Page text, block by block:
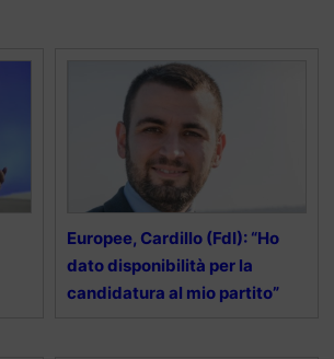
Europee, Cardillo (FdI): “Ho
dato disponibilità per la
candidatura al mio partito”